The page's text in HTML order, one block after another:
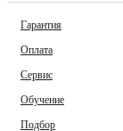
Гарантия
Оплата
Сервис
Обучение
Подбор